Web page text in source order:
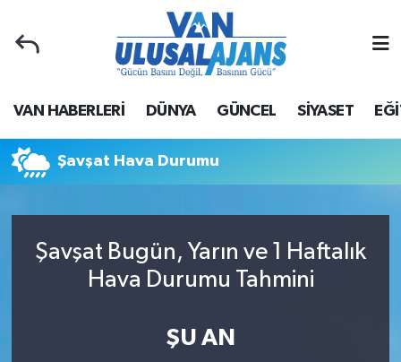
VAN HABERLERİ DÜNYA GÜNCEL SİYASET
Şavşat Hava Durumu
Şavşat Bugün, Yarın ve 1 Haftalık
Hava Durumu Tahmini
ŞU AN
Van Nöbetçi Eczaneler
Van Hava Durumu
Van Namaz Vakitleri
Süper Lig Puan Durumu ve Fikstür
Son Dakika Haberleri